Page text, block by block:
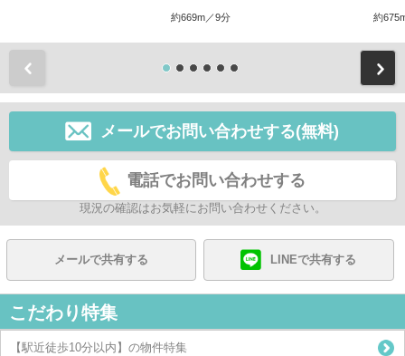
約669m／9分 約
メールでお問い合わせする(無料)
電話でお問い合わせする
現況の確認はお気軽にお問い合わせください。
メールで共有する LINEで共有する
こだわり特集
【駅近徒歩10分以内】の物件特集